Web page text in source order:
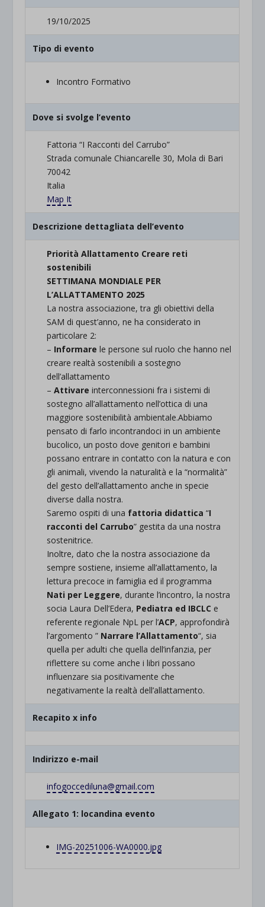
19/10/2025
Tipo di evento
Incontro Formativo
Dove si svolge l’evento
Fattoria “I Racconti del Carrubo”
Strada comunale Chiancarelle 30, Mola di Bari
70042
Italia
Map It
Descrizione dettagliata dell’evento
Priorità Allattamento Creare reti
sostenibili
SETTIMANA MONDIALE PER
L’ALLATTAMENTO 2025
La nostra associazione, tra gli obiettivi della
SAM di quest’anno, ne ha considerato in
particolare 2:
– Informare le persone sul ruolo che hanno nel
creare realtà sostenibili a sostegno
dell’allattamento
– Attivare interconnessioni fra i sistemi di
sostegno all’allattamento nell’ottica di una
maggiore sostenibilità ambientale.Abbiamo
pensato di farlo incontrandoci in un ambiente
bucolico, un posto dove genitori e bambini
possano entrare in contatto con la natura e con
gli animali, vivendo la naturalità e la “normalità”
del gesto dell’allattamento anche in specie
diverse dalla nostra.
Saremo ospiti di una fattoria didattica “I
racconti del Carrubo” gestita da una nostra
sostenitrice.
Inoltre, dato che la nostra associazione da
sempre sostiene, insieme all’allattamento, la
lettura precoce in famiglia ed il programma
Nati per Leggere, durante l’incontro, la nostra
socia Laura Dell’Edera, Pediatra ed IBCLC e
referente regionale NpL per l’ACP, approfondirà
l’argomento ” Narrare l’Allattamento“, sia
quella per adulti che quella dell’infanzia, per
riflettere su come anche i libri possano
influenzare sia positivamente che
negativamente la realtà dell’allattamento.
Recapito x info
Indirizzo e-mail
infogoccediluna@gmail.com
Allegato 1: locandina evento
IMG-20251006-WA0000.jpg